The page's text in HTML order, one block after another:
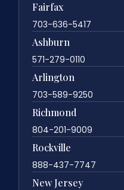
Fairfax
703-636-5417
Ashburn
571-279-0110
Arlington
703-589-9250
Richmond
804-201-9009
Rockville
888-437-7747
New Jersey